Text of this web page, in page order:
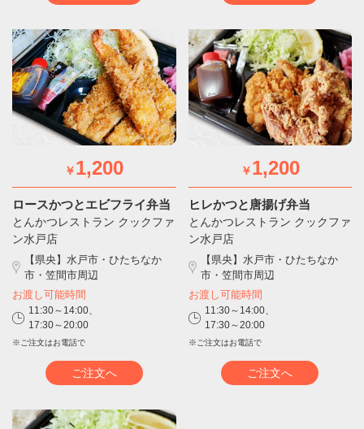
￥1,200
ロースかつとエビフライ弁当
とんかつレストラン クックファ
ン水戸店
【県央】水戸市・ひたちなか
市・笠間市周辺
お渡し可能時間
11:30～14:00、
17:30～20:00
※ご注文はお電話で
ご注文へ
￥1,200
ヒレかつと唐揚げ弁当
とんかつレストラン クックファ
ン水戸店
【県央】水戸市・ひたちなか
市・笠間市周辺
お渡し可能時間
11:30～14:00、
17:30～20:00
※ご注文はお電話で
ご注文へ